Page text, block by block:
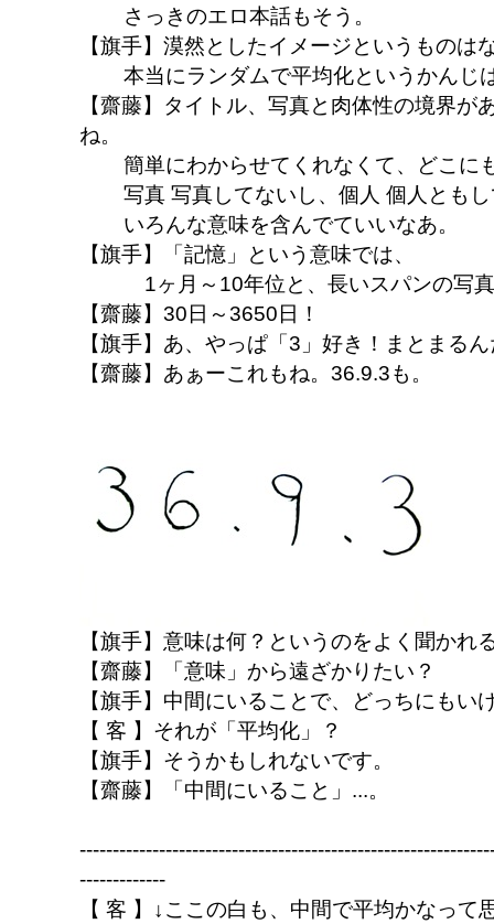
さっきのエロ本話もそう。
【旗手】漠然としたイメージというものは
本当にランダムで平均化というかんじ
【齋藤】タイトル、写真と肉体性の境界が
ね。
簡単にわからせてくれなくて、どこに
写真 写真してないし、個人 個人とも
いろんな意味を含んでていいなあ。
【旗手】「記憶」という意味では、
1ヶ月～10年位と、長いスパンの写
【齋藤】30日～3650日！
【旗手】あ、やっぱ「3」好き！まとまる
【齋藤】あぁーこれもね。36.9.3も。
【旗手】意味は何？というのをよく聞か
【齋藤】「意味」から遠ざかりたい？
【旗手】中間にいることで、どっちにもい
【 客 】それが「平均化」？
【旗手】そうかもしれないです。
【齋藤】「中間にいること」...。
-------------
【 客 】↓ここの白も、中間で平均かなって